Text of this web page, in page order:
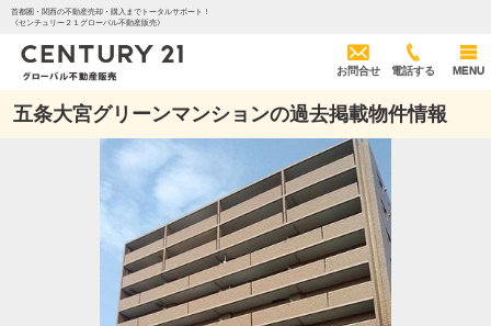
首都圏・関西の不動産売却・購入までトータルサポート！
《センチュリー２１グローバル不動産販売》
お問合せ 電話する MENU
五条大宮グリーンマンションの過去掲載物件情報